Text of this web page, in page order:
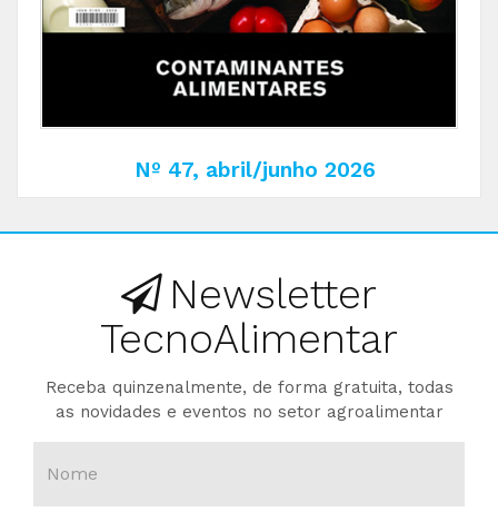
Nº 47, abril/junho 2026
Newsletter
TecnoAlimentar
Receba quinzenalmente, de forma gratuita, todas
as novidades e eventos no setor agroalimentar